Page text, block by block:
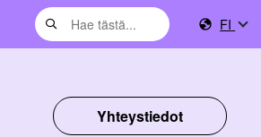
FI
Yhteystiedot